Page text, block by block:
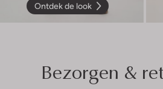
Ontdek de look
Bezorgen &